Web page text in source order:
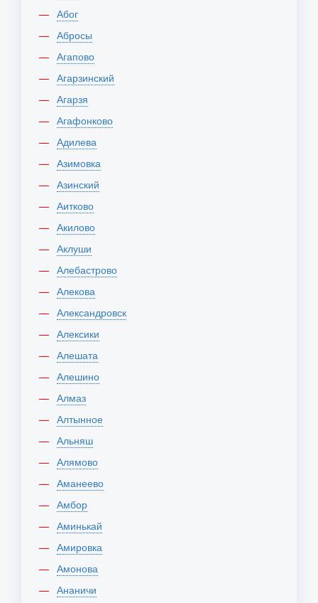
Абог
Абросы
Агапово
Агарзинский
Агарзя
Агафонково
Адилева
Азимовка
Азинский
Аитково
Акилово
Аклуши
Алебастрово
Алекова
Александровск
Алексики
Алешата
Алешино
Алмаз
Алтынное
Альняш
Алямово
Аманеево
Амбор
Аминькай
Амировка
Амонова
Ананичи